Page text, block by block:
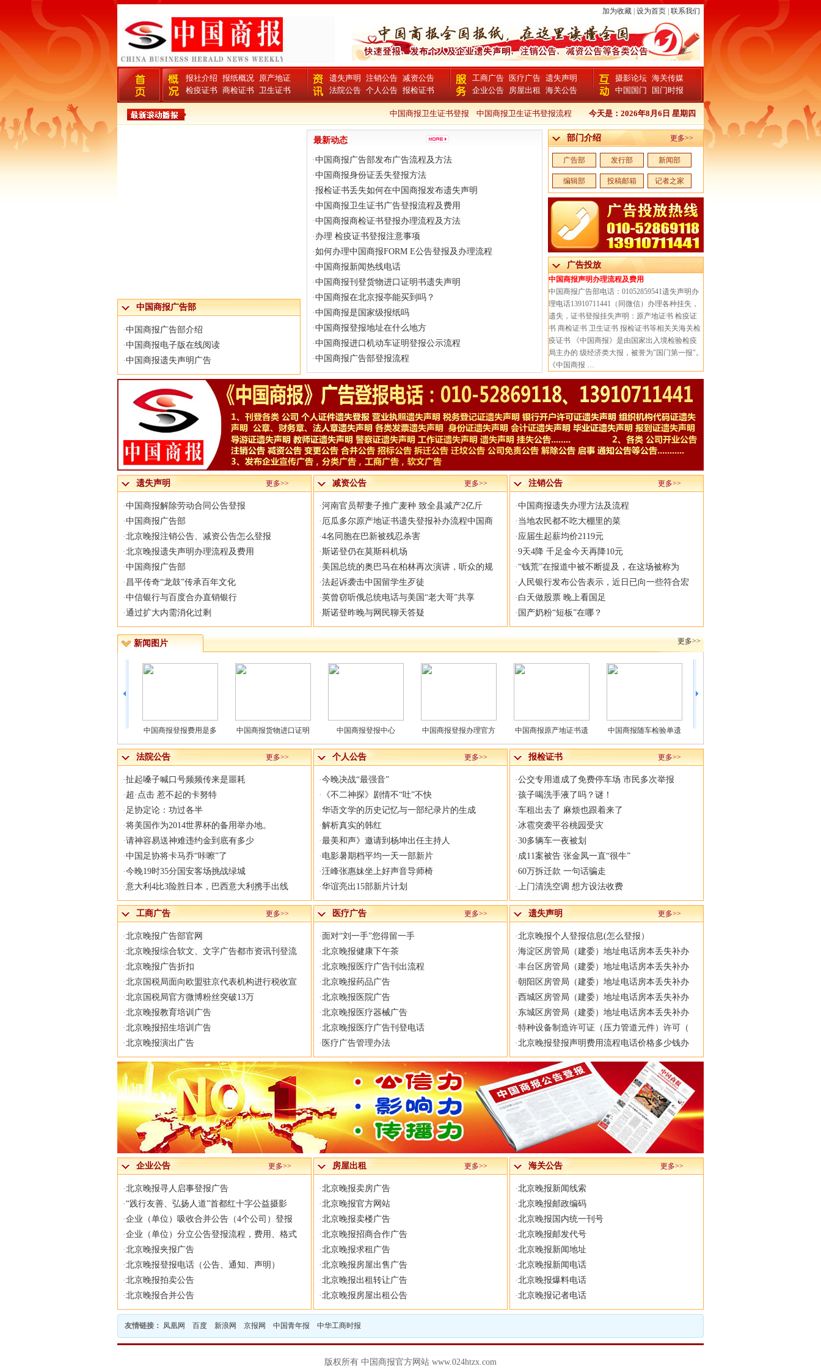
加为收藏 设为首页 联系我们
报社介绍 报纸概况 原产地证
检疫证书 商检证书 卫生证书
遗失声明 注销公告 减资公告
法院公告 个人公告 报检证书
工商广告 医疗广告 遗失声明
企业公告 房屋出租 海关公告
摄影论坛 海关传媒
中国国门
国门时报
中国商报卫生证书登报 中国商报卫生证书登报流程 中国商报报检证书登报 中国商报个人证件遗失登报 中国商报企业宣
今天是： 2026年8月6日 星期四
中国商报广告部
·中国商报广告部介绍
·中国商报电子版在线阅读
·中国商报遗失声明广告
最新动态
·中国商报广告部发布广告流程及方法
·中国商报身份证丢失登报方法
·报检证书丢失如何在中国商报发布遗失声明
·中国商报卫生证书广告登报流程及费用
·中国商报商检证书登报办理流程及方法
· 办理 检疫证书登报注意事项
·如何办理中国商报FORM E公告登报及办理流程
·中国商报新闻热线电话
·中国商报刊登货物进口证明书遗失声明
·中国商报在北京报亭能买到吗？
·中国商报是国家级报纸吗
·中国商报登报地址在什么地方
·中国商报进口机动车证明登报公示流程
·中国商报广告部登报流程
部门介绍 更多>>
广告部 发行部 新闻部
编辑部 投稿邮箱 记者之家
广告投放
中国商报声明办理流程及费用
中国商报广告部电话：01052859541遗失声明办
理电话13910711441（同微信）办理各种挂失，
遗失，证书登报挂失声明：原产地证书 检疫证
书 商检证书 卫生证书 报检证书等相关关海关检
疫证书 《中国商报》是由国家出入境检验检疫
局主办的 级经济类大报，被誉为"国门第一报"。
《中国商报 …
遗失声明 更多>>
·中国商报解除劳动合同公告登报
·中国商报广告部
·北京晚报注销公告、减资公告怎么登报
·北京晚报遗失声明办理流程及费用
·中国商报广告部
· 昌平传奇“龙鼓”传承百年文化
·中信银行与百度合办直销银行
·通过扩大内需消化过剩
减资公告 更多>>
·河南官员帮妻子推广麦种 致全县减产2亿斤
· 厄瓜多尔原产地证书遗失登报补办流程中国商
·4名同胞在巴新被残忍杀害
·斯诺登仍在莫斯科机场
· 美国总统的奥巴马在柏林再次演讲，听众的规
·法起诉袭击中国留学生歹徒
·英曾窃听俄总统电话与美国“老大哥”共享
·斯诺登昨晚与网民聊天答疑
注销公告 更多>>
·中国商报遗失办理方法及流程
· 当地农民都不吃大棚里的菜
· 应届生起薪均价2119元
·9天4降 千足金今天再降10元
·“钱荒”在报道中被不断提及，在这场被称为
· 人民银行发布公告表示，近日已向一些符合宏
· 白天做股票 晚上看国足
· 国产奶粉“短板”在哪？
新闻图片 更多>>
中国商报货物进口证明 中国商报登报中心 中国商报登报办理官方 中国商报原产地证书遗 中国商报随车检验单遗 “2014北京榜样”
法院公告 更多>>
·扯起嗓子喊口号频频传来是噩耗
· 超·点击 惹不起的卡努特
· 足协定论：功过各半
·将美国作为2014世界杯的备用举办地。
·请神容易送神难违约金到底有多少
·中国足协将卡马乔“咔嚓”了
·今晚19时35分国安客场挑战绿城
·意大利4比3险胜日本，巴西意大利携手出线
个人公告 更多>>
·今晚决战“最强音”
·
《不二神探》剧情不“吐”不快
·华语文学的历史记忆与一部纪录片的生成
·解析真实的韩红
·最美和声》邀请到杨坤出任主持人
· 电影暑期档平均一天一部新片
·汪峰张惠妹坐上好声音导师椅
·华谊亮出15部新片计划
报检证书 更多>>
·公交专用道成了免费停车场 市民多次举报
·孩子喝洗手液了吗？谜！
·车租出去了 麻烦也跟着来了
·冰雹突袭平谷桃园受灾
·30多辆车一夜被划
· 成11案被告 张金凤一直“很牛”
·60万拆迁款 一句话骗走
·上门清洗空调 想方设法收费
工商广告 更多>>
·北京晚报广告部官网
·北京晚报综合软文、文字广告都市资讯刊登流
·北京晚报广告折扣
·北京国税局面向欧盟驻京代表机构进行税收宣
·北京国税局官方微博粉丝突破13万
·北京晚报教育培训广告
·北京晚报招生培训广告
·北京晚报演出广告
医疗广告 更多>>
· 面对“刘一手”您得留一手
·北京晚报健康下午茶
·北京晚报医疗广告刊出流程
·北京晚报药品广告
·北京晚报医院广告
·北京晚报医疗器械广告
·北京晚报医疗广告刊登电话
· 医疗广告管理办法
遗失声明 更多>>
·北京晚报个人登报信息(怎么登报）
·海淀区房管局（建委）地址电话房本丢失补办
·丰台区房管局（建委）地址电话房本丢失补办
·朝阳区房管局（建委）地址电话房本丢失补办
·西城区房管局（建委）地址电话房本丢失补办
· 东城区房管局（建委）地址电话房本丢失补办
·特种设备制造许可证（压力管道元件）许可（
·北京晚报登报声明费用流程电话价格多少钱办
企业公告 更多>>
·北京晚报寻人启事登报广告
·“践行友善、弘扬人道”首都红十字公益摄影
·企业（单位）吸收合并公告（4个公司）登报
·企业（单位）分立公告登报流程，费用、格式
·北京晚报夹报广告
·北京晚报登报电话（公告、通知、声明）
·北京晚报拍卖公告
·北京晚报合并公告
房屋出租 更多>>
·北京晚报卖房广告
·北京晚报官方网站
·北京晚报卖楼广告
·北京晚报招商合作广告
·北京晚报求租广告
·北京晚报房屋出售广告
·北京晚报出租转让广告
·北京晚报房屋出租公告
海关公告 更多>>
·北京晚报新闻线索
·北京晚报邮政编码
·北京晚报国内统一刊号
·北京晚报邮发代号
·北京晚报新闻地址
·北京晚报新闻电话
·北京晚报爆料电话
·北京晚报记者电话
友情链接： 凤凰网 百度 新浪网 京报网 中国青年报 中华工商时报
版权所有 中国商报官方网站 www.024htzx.com